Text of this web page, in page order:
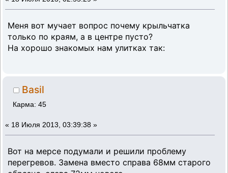
Меня вот мучает вопрос почему крыльчатка
только по краям, а в центре пусто?
На хорошо знакомых нам улитках так:
Basil
Карма: 45
« 18 Июля 2013, 03:39:38 »
Вот на мерсе подумали и решили проблему
перегревов. Замена вместо справа 68мм старого